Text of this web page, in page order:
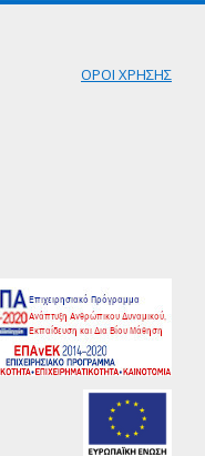
ΟΡΟΙ ΧΡΗΣΗΣ